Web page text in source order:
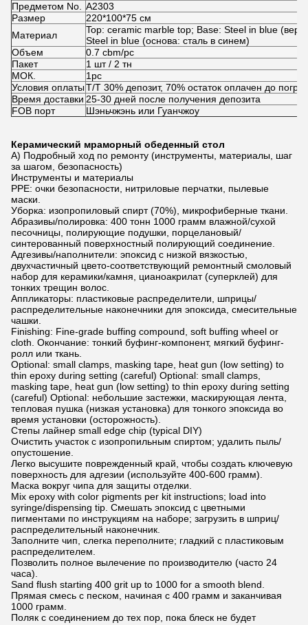
Современный прямоугольный обеденный
Предметом No.
А2303
Размер
220*100*75 см
Материал
Top: ceramic marble top; Base: Steel in blue
Steel in blue (основа: сталь в синем)
Объем
0.7 cbm/pc
Пакет
1 шт / 2 тн
МОК.
1pc
Условия оплатыТ/Т 30% депозит, 70% остаток оплачен до
Время доставки 25-30 дней после получения депозита
FOB порт
Шэньчжэнь или Гуанчжоу
Керамический мраморный обеденный стол
A) Подробный ход по ремонту (инструменты, материалы, шаг
за шагом, безопасность)
Инструменты и материалы
PPE: очки безопасности, нитриловые перчатки, пылевые
маски.
Уборка: изопропиловый спирт (70%), микрофиберные ткани.
Абразивы/полировка: 400 тонн 1000 грамм влажной/сухой
песочницы, полирующие подушки, порцелановый/
синтерованный поверхностный полирующий соединение.
Адгезивы/наполнители: эпоксид с низкой вязкостью,
двухчастичный цвето-соответствующий ремонтный смоловый
набор для керамики/камня, цианоакрилат (суперклей) для
тонких трещин волос.
Аппликаторы: пластиковые распределители, шприцы/
распределительные наконечники для эпоксида, смесительные
чашки.
Finishing: Fine-grade buffing compound, soft buffing wheel or
cloth. Окончание: тонкий буфинг-компонент, мягкий буфинг-
ролл или ткань.
Optional: small clamps, masking tape, heat gun (low setting) to
thin epoxy during setting (careful) Optional: small clamps,
masking tape, heat gun (low setting) to thin epoxy during setting
(careful) Optional: небольшие застежки, маскирующая лента,
тепловая пушка (низкая установка) для тонкого эпоксида во
время установки (осторожность).
Степы лайнер small edge chip (typical DIY)
Очистить участок с изопропильным спиртом; удалить пыль/
опустошение.
Легко высушите поврежденный край, чтобы создать ключевую
поверхность для адгезии (используйте 400-600 грамм).
Маска вокруг чипа для защиты отделки.
Mix epoxy with color pigments per kit instructions; load into
syringe/dispensing tip. Смешать эпоксид с цветными
пигментами по инструкциям на наборе; загрузить в шприц/
распределительный наконечник.
Заполните чип, слегка переполните; гладкий с пластиковым
распределителем.
Позволить полное вылечение по производителю (часто 24
часа).
Sand flush starting 400 grit up to 1000 for a smooth blend.
Прямая смесь с песком, начиная с 400 грамм и заканчивая
1000 грамм.
Поляк с соединением до тех пор, пока блеск не будет